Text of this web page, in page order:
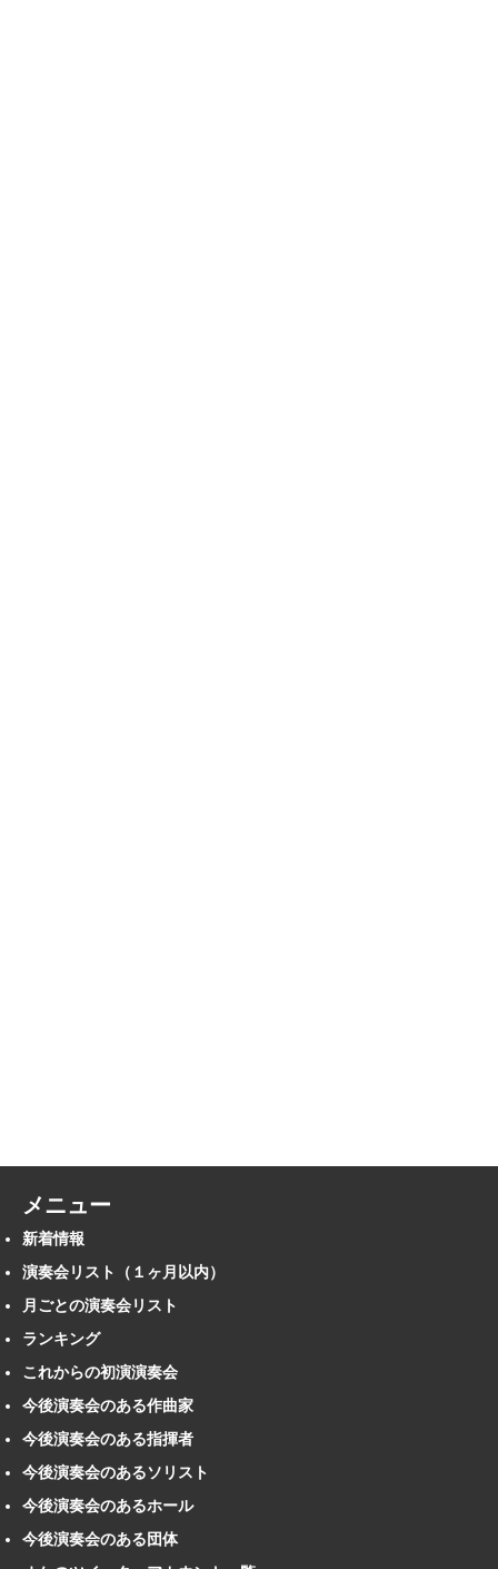
メニュー
新着情報
演奏会リスト（１ヶ月以内）
月ごとの演奏会リスト
ランキング
これからの初演演奏会
今後演奏会のある作曲家
今後演奏会のある指揮者
今後演奏会のあるソリスト
今後演奏会のあるホール
今後演奏会のある団体